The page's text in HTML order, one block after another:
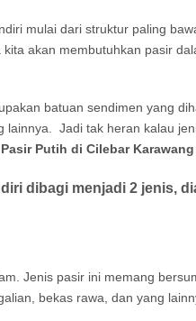
mulai dari struktur paling
akan membutuhkan pasir
batuan sendimen yang
lainnya. Jadi tak heran kalau
Putih di Cilebar Karawang
dibagi menjadi 2 jenis,
Jenis pasir ini memang
bekas rawa, dan yang